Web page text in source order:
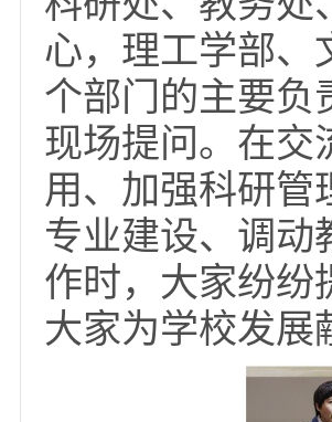
围绕深入学习
作落实学校高